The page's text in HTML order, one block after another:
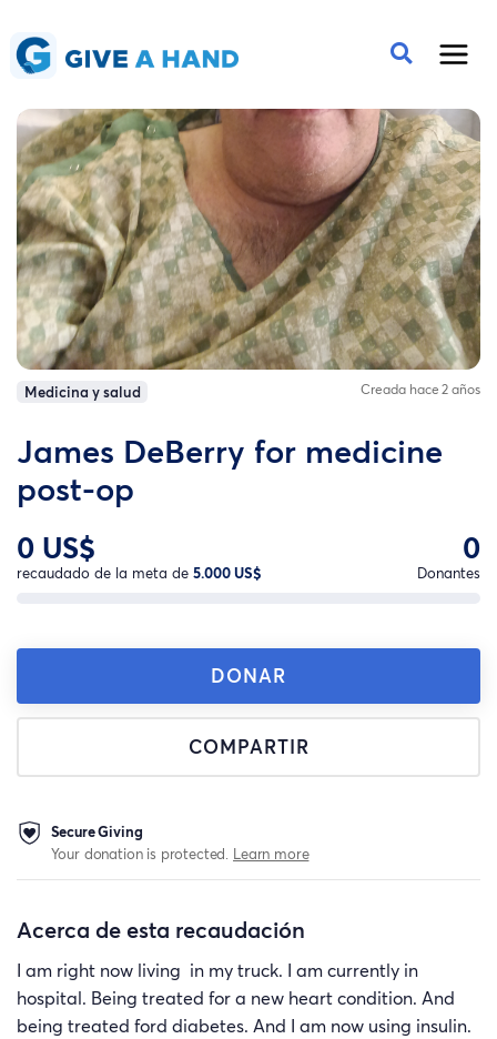
Medicina y salud Creada hace 2 años
James DeBerry for medicine
post-op
0 US$
recaudado de la meta de 5.000 US$
0
Donantes
DONAR
COMPARTIR
Secure Giving
Your donation is protected. Learn more
Acerca de esta recaudación
I am right now living in my truck. I am currently in
hospital. Being treated for a new heart condition. And
being treated ford diabetes. And I am now using insulin.